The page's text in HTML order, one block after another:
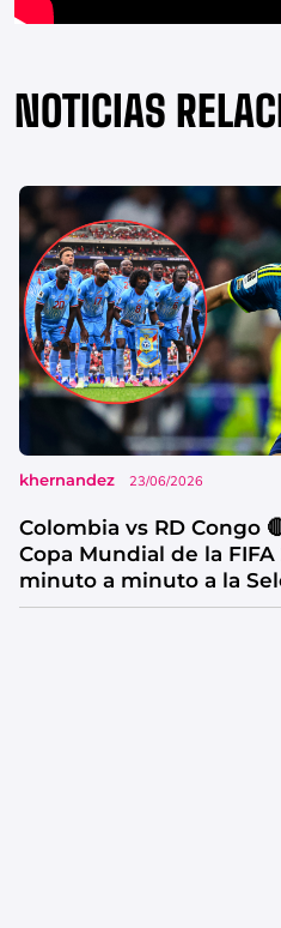
NOTICIAS
khernandez 23/06/2026
Colombia vs RD Congo
Copa Mundial de la FIFA
minuto a minuto a la